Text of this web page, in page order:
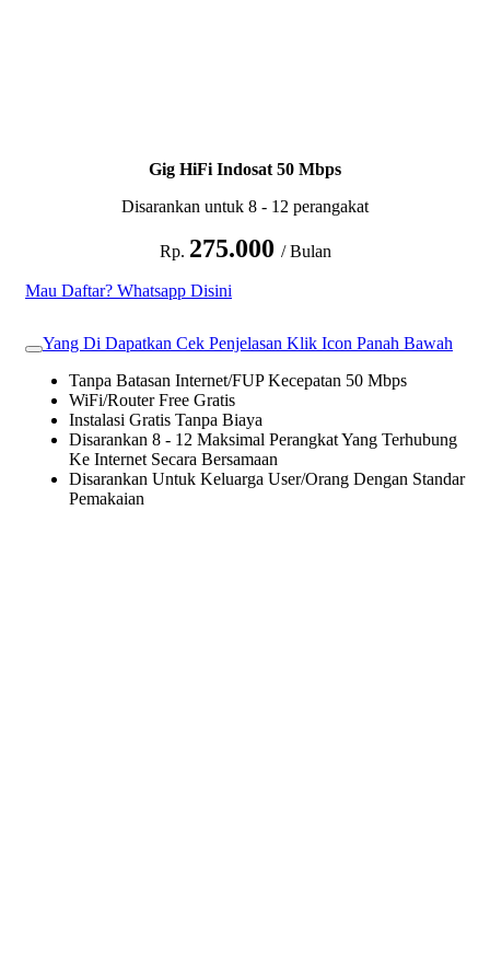
Gig HiFi Indosat 50 Mbps
Disarankan untuk 8 - 12 perangakat
Rp. 275.000 / Bulan
Mau Daftar? Whatsapp Disini
Yang Di Dapatkan Cek Penjelasan Klik Icon Panah Bawah
Tanpa Batasan Internet/FUP Kecepatan 50 Mbps
WiFi/Router Free Gratis
Instalasi Gratis Tanpa Biaya
Disarankan 8 - 12 Maksimal Perangkat Yang Terhubung
Ke Internet Secara Bersamaan
Disarankan Untuk Keluarga User/Orang Dengan Standar
Pemakaian